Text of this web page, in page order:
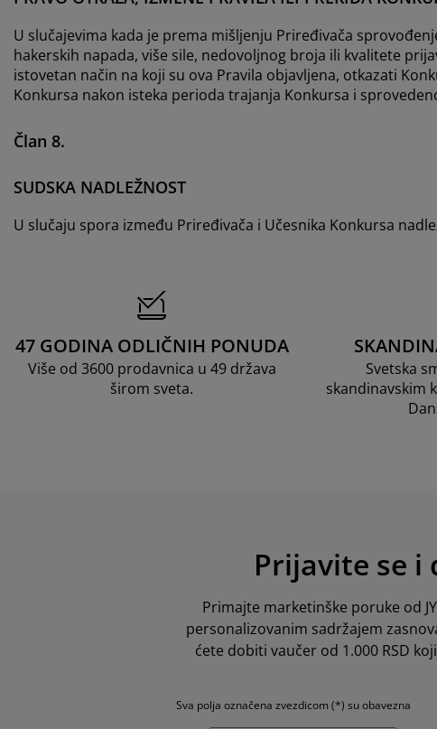
U slučajevima kada je prema mišljenju Priređivača
hakerskih napada, više sile, nedovoljnog broja ili kvalitete
istovetan način na koji su ova Pravila objavljena, otkazati
Konkursa nakon isteka perioda trajanja Konkursa i
Član 8.
SUDSKA NADLEŽNOST
U slučaju spora između Priređivača i Učesnika Konkursa
47 GODINA ODLIČNIH PONUDA
Više od 3600 prodavnica u 49 država
širom sveta.
Svetska
skandinavskim
Prijavite se i
Primajte marketinške poruke od
personalizovanim sadržajem
ćete dobiti vaučer od 1.000 RSD
Sva polja označena zvezdicom (*) su obavezna